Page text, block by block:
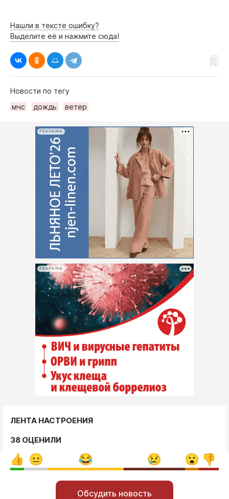
Нашли в тексте ошибку?
Выделите её и нажмите сюда!
Новости по тегу
мчс
дождь ветер
РЕКЛАМА
РЕКЛАМА
ЛЕНТА НАСТРОЕНИЯ
38 ОЦЕНИЛИ
Обсудить новость